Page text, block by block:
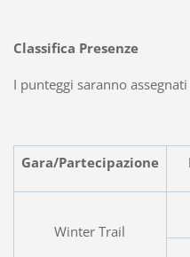
Classifica Presenze
I punteggi saranno
Gara/Partecipazione
Winter Trail